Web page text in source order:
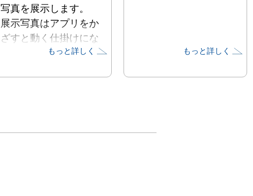
写真を展示します。
展示写真はアプリをか
ざすと動く仕掛けにな
っている他、 もっと詳しく もっと詳しく